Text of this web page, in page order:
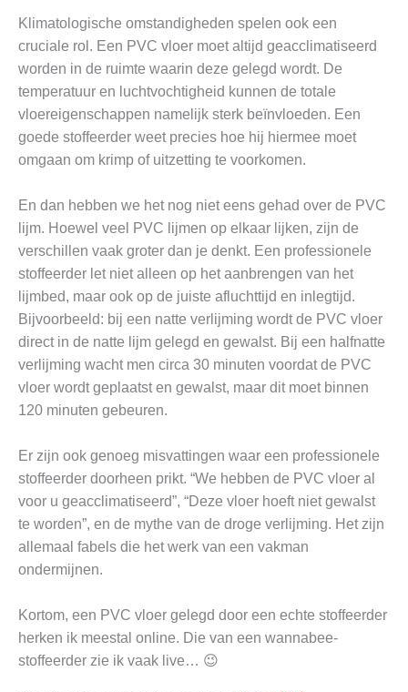
Klimatologische omstandigheden spelen ook een
cruciale rol. Een PVC vloer moet altijd geacclimatiseerd
worden in de ruimte waarin deze gelegd wordt. De
temperatuur en luchtvochtigheid kunnen de totale
vloereigenschappen namelijk sterk beïnvloeden. Een
goede stoffeerder weet precies hoe hij hiermee moet
omgaan om krimp of uitzetting te voorkomen.
En dan hebben we het nog niet eens gehad over de PVC
lijm. Hoewel veel PVC lijmen op elkaar lijken, zijn de
verschillen vaak groter dan je denkt. Een professionele
stoffeerder let niet alleen op het aanbrengen van het
lijmbed, maar ook op de juiste afluchttijd en inlegtijd.
Bijvoorbeeld: bij een natte verlijming wordt de PVC vloer
direct in de natte lijm gelegd en gewalst. Bij een halfnatte
verlijming wacht men circa 30 minuten voordat de PVC
vloer wordt geplaatst en gewalst, maar dit moet binnen
120 minuten gebeuren.
Er zijn ook genoeg misvattingen waar een professionele
stoffeerder doorheen prikt. “We hebben de PVC vloer al
voor u geacclimatiseerd”, “Deze vloer hoeft niet gewalst
te worden”, en de mythe van de droge verlijming. Het zijn
allemaal fabels die het werk van een vakman
ondermijnen.
Kortom, een PVC vloer gelegd door een echte stoffeerder
herken ik meestal online. Die van een wannabee-
stoffeerder zie ik vaak live… 😉